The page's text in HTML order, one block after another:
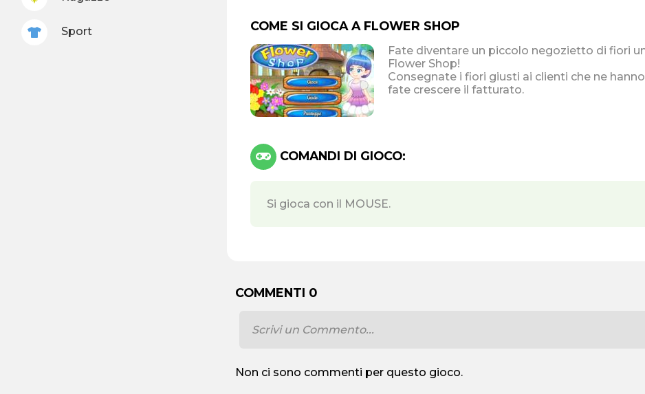
Sport COME SI GIOCA A FLOWER SHOP
Fate diventare un piccolo negozietto di fiori
Flower Shop!
Consegnate i fiori giusti ai clienti che ne
fate crescere il fatturato.
COMANDI DI GIOCO:
Si gioca con il MOUSE.
COMMENTI 0
Non ci sono commenti per questo gioco.